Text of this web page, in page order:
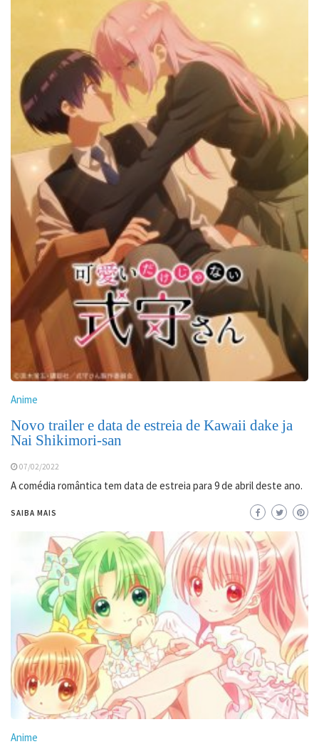
Anime
Novo trailer e data de estreia de Kawaii dake ja
Nai Shikimori-san
07/02/2022
A comédia romântica tem data de estreia para 9 de abril deste ano.
SAIBA MAIS
Anime